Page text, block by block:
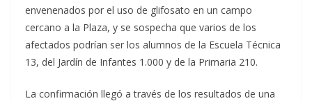
envenenados por el uso de glifosato en un campo
cercano a la Plaza, y se sospecha que varios de los
afectados podrían ser los alumnos de la Escuela Técnica
13, del Jardín de Infantes 1.000 y de la Primaria 210.
La confirmación llegó a través de los resultados de una